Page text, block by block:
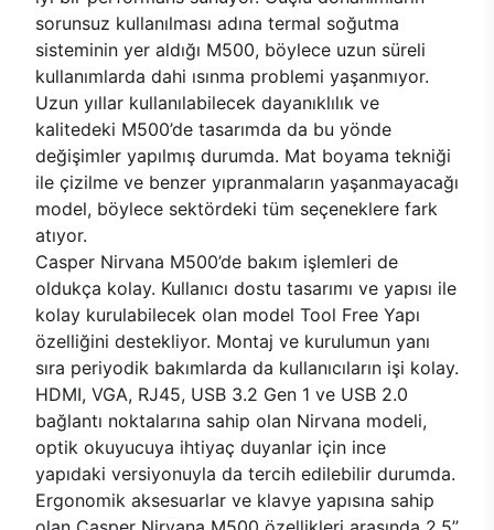
sorunsuz kullanılması adına termal soğutma
sisteminin yer aldığı M500, böylece uzun süreli
kullanımlarda dahi ısınma problemi yaşanmıyor.
Uzun yıllar kullanılabilecek dayanıklılık ve
kalitedeki M500’de tasarımda da bu yönde
değişimler yapılmış durumda. Mat boyama tekniği
ile çizilme ve benzer yıpranmaların yaşanmayacağı
model, böylece sektördeki tüm seçeneklere fark
atıyor.
Casper Nirvana M500’de bakım işlemleri de
oldukça kolay. Kullanıcı dostu tasarımı ve yapısı ile
kolay kurulabilecek olan model Tool Free Yapı
özelliğini destekliyor. Montaj ve kurulumun yanı
sıra periyodik bakımlarda da kullanıcıların işi kolay.
HDMI, VGA, RJ45, USB 3.2 Gen 1 ve USB 2.0
bağlantı noktalarına sahip olan Nirvana modeli,
optik okuyucuya ihtiyaç duyanlar için ince
yapıdaki versiyonuyla da tercih edilebilir durumda.
Ergonomik aksesuarlar ve klavye yapısına sahip